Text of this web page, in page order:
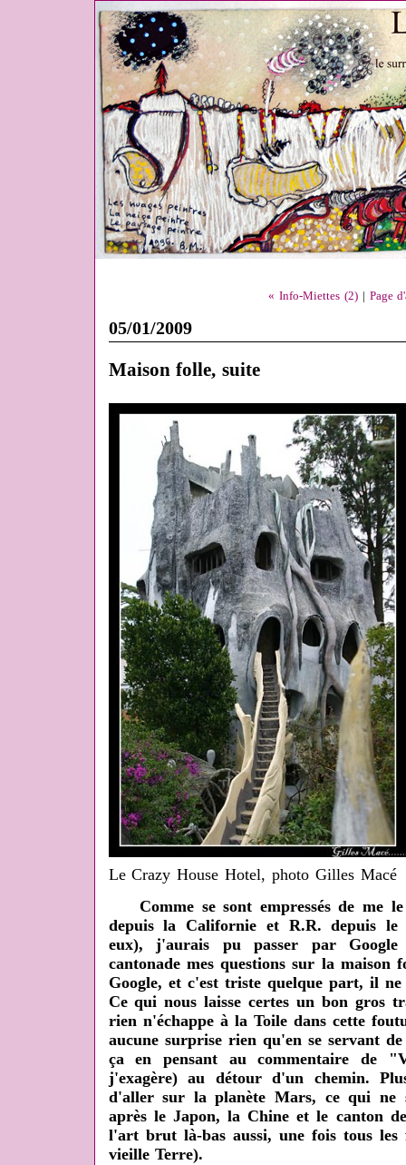
« Info-Miettes (2)| Page
05/01/2009
Maison folle, suite
Le Crazy House Hotel, photo Gilles Macé
Comme se sont empressés de me
depuis la Californie et R.R. depuis le
eux), j'aurais pu passer par
cantonade mes questions sur la maison
Google, et c'est triste quelque part, il
Ce qui nous laisse certes un bon gros
rien n'échappe à la Toile dans cette
aucune surprise rien qu'en se servant
ça en pensant au commentaire de
j'exagère) au détour d'un chemin.
d'aller sur la planète Mars, ce qui
après le Japon, la Chine et le canton
l'art brut là-bas aussi, une fois tous les
vieille Terre).